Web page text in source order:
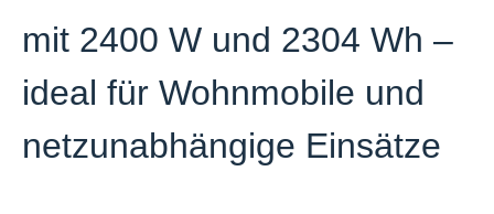
mit 2400 W und 2304 Wh –
ideal für Wohnmobile und
netzunabhängige Einsätze